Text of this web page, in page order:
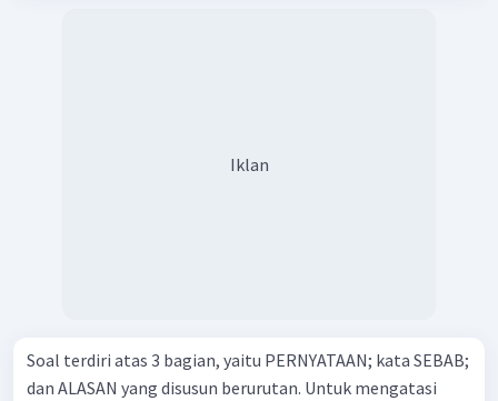
Iklan
Soal terdiri atas 3 bagian, yaitu PERNYATAAN; kata SEBAB;
dan ALASAN yang disusun berurutan. Untuk mengatasi